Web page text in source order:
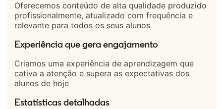
Oferecemos conteúdo de alta qualidade produzido
profissionalmente, atualizado com frequência e
relevante para todos os seus alunos
Experiência que gera engajamento
Criamos uma experiência de aprendizagem que
cativa a atenção e supera as expectativas dos
alunos de hoje
Estatísticas detalhadas